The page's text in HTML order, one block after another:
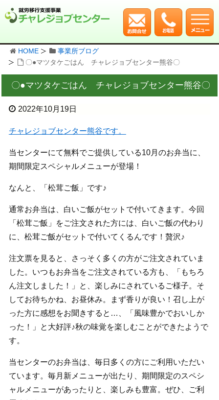
HOME
事業所ブログ
〇●マツタケごはん チャレジョブセンター熊谷〇
〇●マツタケごはん チャレジョブセンター熊谷〇
2022年10月19日
チャレジョブセンター熊谷です。
当センターにて無料でご提供している10月のお弁当に、
期間限定スペシャルメニューが登場！
なんと、「松茸ご飯」です♪
通常お弁当は、白いご飯がセットで付いてきます。今回
「松茸ご飯」をご注文された方には、白いご飯の代わり
に、松茸ご飯がセットで付いてくるんです！贅沢♪
注文票を見ると、さっそく多くの方がご注文されていま
した。いつもお弁当をご注文されている方も、「もちろ
ん注文しました！」と、楽しみにされているご様子。そ
してお待ちかね、お昼休み。まず香りが良い！召し上が
った方に感想をお聞きすると…、「風味豊かでおいしか
った！」と大好評♪秋の味覚を楽しむことができたようで
す。
当センターのお弁当は、毎日多くの方にご利用いただい
ています。毎月新メニューが出たり、期間限定のスペシ
ャルメニューがあったりと、楽しみも豊富。ぜひ、ご利